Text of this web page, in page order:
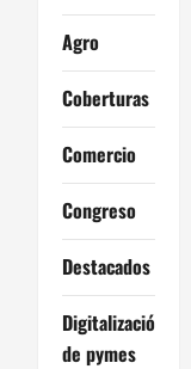
Agro
Coberturas
Comercio
Congreso
Destacados
Digitalización
de pymes